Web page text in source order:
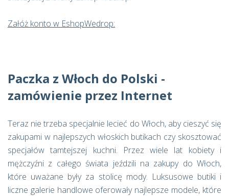
Załóż konto w EshopWedrop:
Paczka z Włoch do Polski -
zamówienie przez Internet
Teraz nie trzeba specjalnie lecieć do Włoch, aby cieszyć się
zakupami w najlepszych włoskich butikach czy skosztować
specjałów tamtejszej kuchni. Przez wiele lat kobiety i
mężczyźni z całego świata jeździli na zakupy do Włoch,
które uważane były za stolicę mody. Luksusowe butiki i
liczne galerie handlowe oferowały najlepsze modele, które